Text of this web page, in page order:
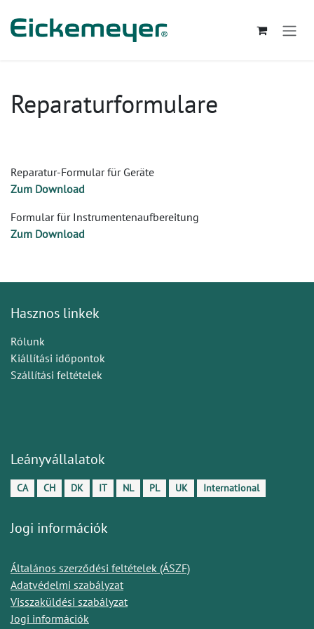
Reparaturformulare
Reparatur-Formular für Geräte
Zum Download
Formular für Instrumentenaufbereitung
Zum Download
Hasznos linkek
Rólunk
Kiállítási időpontok
Szállítási feltételek
Leányvállalatok
CA CH DK IT NL PL UK International
Jogi információk
Általános szerződési feltételek (ÁSZF)
Adatvédelmi szabályzat
Visszaküldési szabályzat
Jogi információk